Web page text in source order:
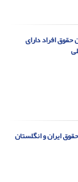
افراد دارای
ایران و انگلستان